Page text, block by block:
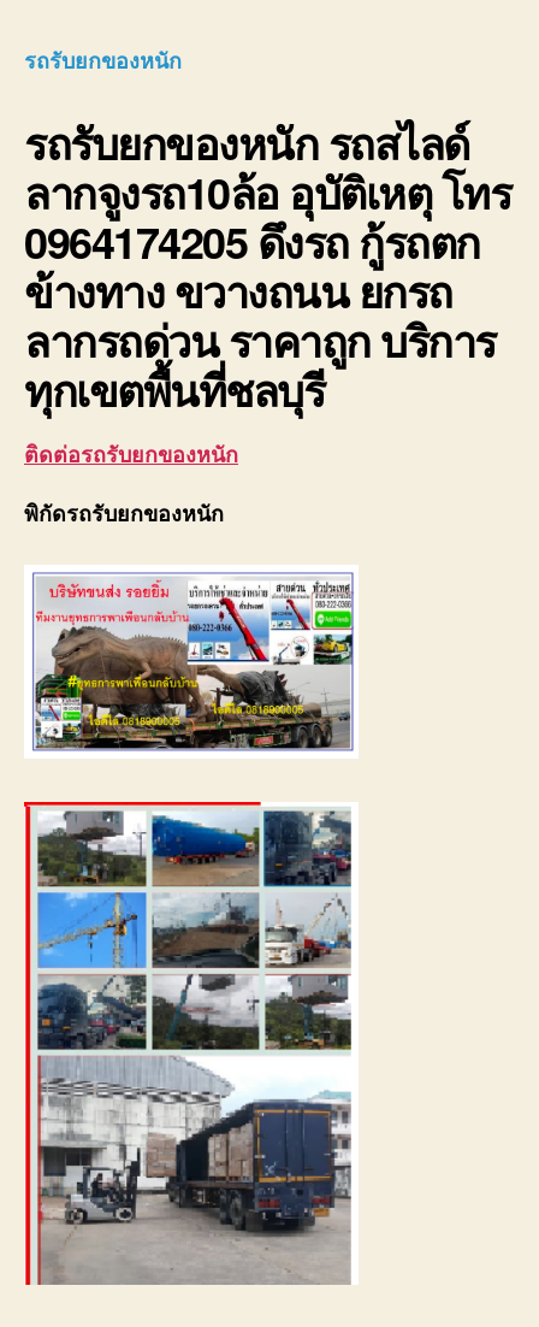
ติด
เครน
รถรับยกของหนัก
รถรับยกของหนักรถสไลด์
ลากจูงรถ10ล้อ อุบัติเหตุ โทร
0964174205 ดึงรถ กู้รถตก
ข้างทาง ขวางถนน ยกรถ
ลากรถด่วน ราคาถูก บริการ
ทุกเขตพื้นที่ชลบุรี
ติดต่อรถรับยกของหนัก
พิกัดรถรับยกของหนัก